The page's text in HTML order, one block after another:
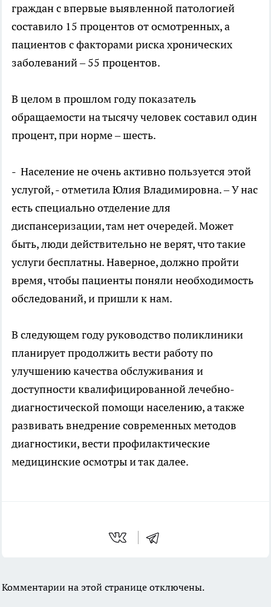
граждан с впервые выявленной патологией
составило 15 процентов от осмотренных, а
пациентов с факторами риска хронических
заболеваний – 55 процентов.
В целом в прошлом году показатель
обращаемости на тысячу человек составил один
процент, при норме – шесть.
- Население не очень активно пользуется этой
услугой, - отметила Юлия Владимировна. – У нас
есть специально отделение для
диспансеризации, там нет очередей. Может
быть, люди действительно не верят, что такие
услуги бесплатны. Наверное, должно пройти
время, чтобы пациенты поняли необходимость
обследований, и пришли к нам.
В следующем году руководство поликлиники
планирует продолжить вести работу по
улучшению качества обслуживания и
доступности квалифицированной лечебно-
диагностической помощи населению, а также
развивать внедрение современных методов
диагностики, вести профилактические
медицинские осмотры и так далее.
Комментарии на этой странице отключены.